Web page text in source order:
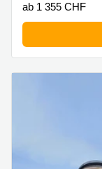
ab 1 355 CHF